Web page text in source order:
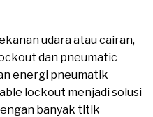
udara atau cairan,
dan pneumatic
energi pneumatik
lockout menjadi solusi
banyak titik